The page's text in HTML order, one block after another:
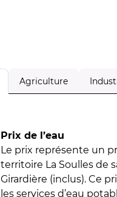
Agriculture
Prix de l’eau
Le prix représente un
territoire La Soulles de
Girardière (inclus). Ce
les services d’eau